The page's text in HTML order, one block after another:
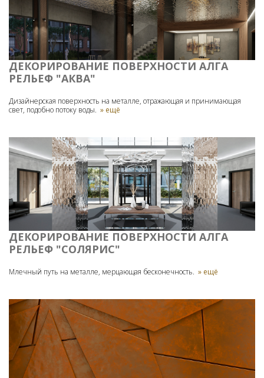
ДЕКОРИРОВАНИЕ ПОВЕРХНОСТИ АЛГА
РЕЛЬЕФ "АКВА"
Дизайнерская поверхность на металле, отражающая и принимающая
свет, подобно потоку воды. » ещё
ДЕКОРИРОВАНИЕ ПОВЕРХНОСТИ АЛГА
РЕЛЬЕФ "СОЛЯРИС"
Млечный путь на металле, мерцающая бесконечность. » ещё